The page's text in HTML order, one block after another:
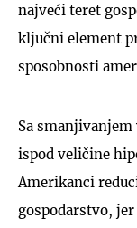
najveći teret
ključni element
sposobnosti
Sa
ispod veličine
Amerikanci
gospodarstvo,